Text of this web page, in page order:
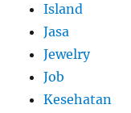
Island
Jasa
Jewelry
Job
Kesehatan